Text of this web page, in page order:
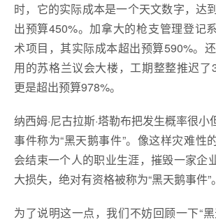
时，它的实际成本是一个天文数字，达
出预算450%。加拿大的枪支管理登记
术项目，其实际成本超出预算590%。
用的苏格兰议会大楼，工期整整推迟
更是超出预算978%。
纳西姆·尼古拉斯·塔勒布把发生概率很
事件称为“黑天鹅事件”。像这样灾难性
会结束一个人的职业生涯，摧毁一家企
大损失，绝对有资格被称为“黑天鹅事件”。
为了说明这一点，我们不妨回顾一下“